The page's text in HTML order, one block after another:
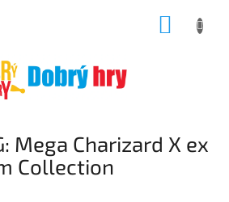
Mega Charizard X ex
Collection